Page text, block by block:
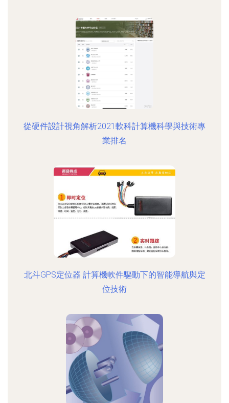
從硬件設計視角解析2021軟科計算機科學與技術專
業排名
北斗GPS定位器 計算機軟件驅動下的智能導航與定
位技術